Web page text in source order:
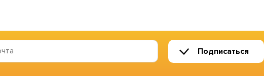
Подписаться